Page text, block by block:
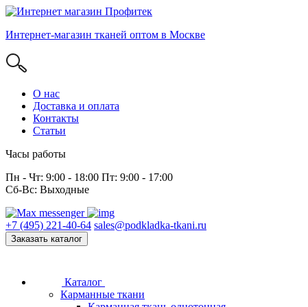
Интернет-магазин тканей оптом в Москве
О нас
Доставка и оплата
Контакты
Статьи
Часы работы
Пн - Чт: 9:00 - 18:00 Пт: 9:00 - 17:00
Сб-Вс: Выходные
+7 (495) 221-40-64 sales@podkladka-tkani.ru
Заказать каталог
Каталог
Карманные ткани